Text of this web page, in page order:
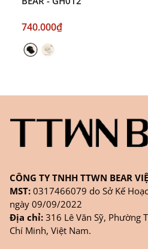
740.000₫
CÔNG TY TNHH TTWN BEAR
MST: 0317466079 do Sở Kế
ngày 09/09/2022
Địa chỉ: 316 Lê Văn Sỹ, Phường
Chí Minh, Việt Nam.